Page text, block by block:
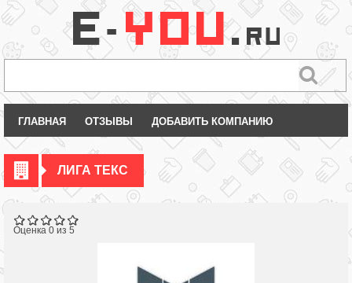
ГЛАВНАЯ ОТЗЫВЫ ДОБАВИТЬ КОМПАНИЮ
ЛИГА ТЕКС
Оценка 0 из 5